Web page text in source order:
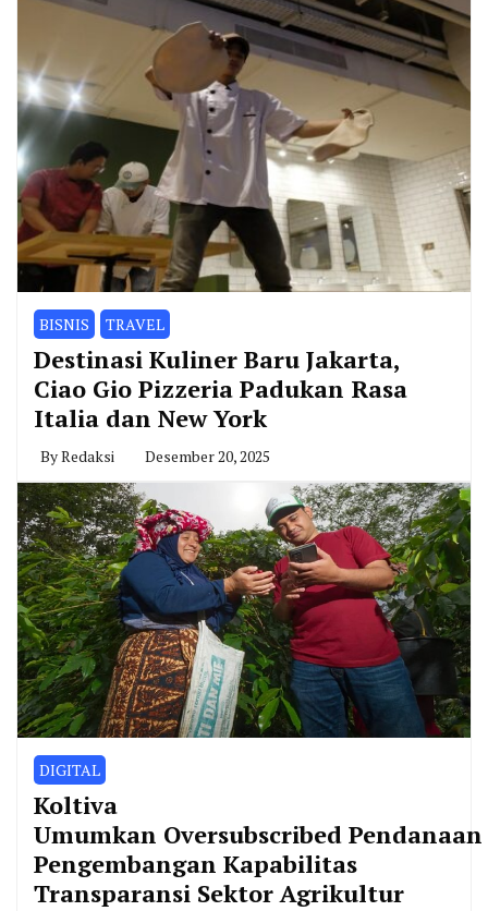
BISNIS TRAVEL
Destinasi Kuliner Baru Jakarta,
Ciao Gio Pizzeria Padukan Rasa
Italia dan New York
ByRedaksi Desember 20, 2025
DIGITAL
Koltiva
Umumkan Oversubscribed Pendanaan
Pengembangan Kapabilitas
Transparansi Sektor Agrikultur